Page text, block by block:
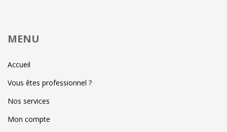
MENU
Accueil
Vous êtes professionnel ?
Nos services
Mon compte